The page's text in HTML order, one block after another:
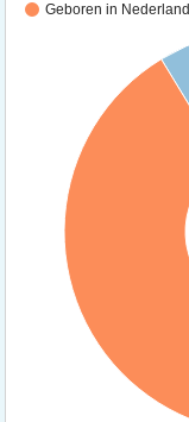
Geboren in Nederland